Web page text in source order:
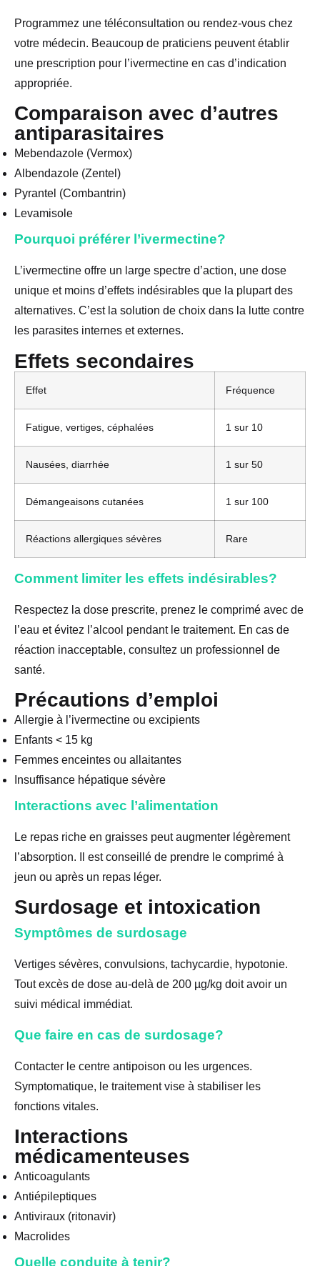
Programmez une téléconsultation ou rendez-vous chez
votre médecin. Beaucoup de praticiens peuvent établir
une prescription pour l’ivermectine en cas d’indication
appropriée.
Comparaison avec d’autres
antiparasitaires
Mebendazole (Vermox)
Albendazole (Zentel)
Pyrantel (Combantrin)
Levamisole
Pourquoi préférer l’ivermectine?
L’ivermectine offre un large spectre d’action, une dose
unique et moins d’effets indésirables que la plupart des
alternatives. C’est la solution de choix dans la lutte contre
les parasites internes et externes.
Effets secondaires
Effet Fréquence
Fatigue, vertiges, céphalées 1 sur 10
Nausées, diarrhée 1 sur 50
Démangeaisons cutanées 1 sur 100
Réactions allergiques sévères Rare
Comment limiter les effets indésirables?
Respectez la dose prescrite, prenez le comprimé avec de
l’eau et évitez l’alcool pendant le traitement. En cas de
réaction inacceptable, consultez un professionnel de
santé.
Précautions d’emploi
Allergie à l’ivermectine ou excipients
Enfants < 15 kg
Femmes enceintes ou allaitantes
Insuffisance hépatique sévère
Interactions avec l’alimentation
Le repas riche en graisses peut augmenter légèrement
l’absorption. Il est conseillé de prendre le comprimé à
jeun ou après un repas léger.
Surdosage et intoxication
Symptômes de surdosage
Vertiges sévères, convulsions, tachycardie, hypotonie.
Tout excès de dose au-delà de 200 µg/kg doit avoir un
suivi médical immédiat.
Que faire en cas de surdosage?
Contacter le centre antipoison ou les urgences.
Symptomatique, le traitement vise à stabiliser les
fonctions vitales.
Interactions
médicamenteuses
Anticoagulants
Antiépileptiques
Antiviraux (ritonavir)
Macrolides
Quelle conduite à tenir?